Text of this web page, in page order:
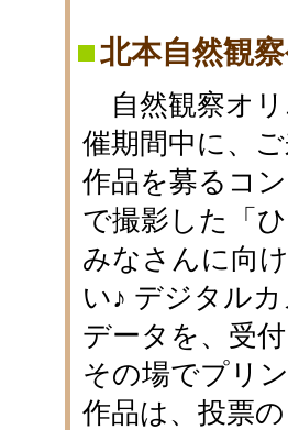
北本自然観
自然観察オ
催期間中に、
作品を募るコ
で撮影した「
みなさんに向
い♪ デジタル
データを、受
その場でプリ
作品は、投票